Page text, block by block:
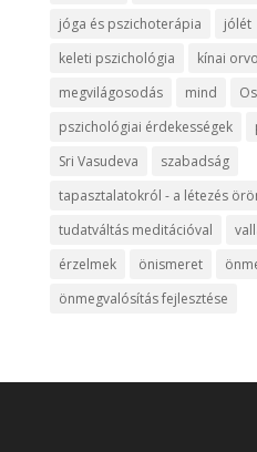
jóga és pszichoterápia
jólét
keleti pszichológia
kínai
megvilágosodás
mind
pszichológiai érdekességek
Sri Vasudeva
szabadság
tapasztalatokról - a létezés
tudatváltás meditációval
érzelmek
önismeret
önmegvalósítás fejlesztése